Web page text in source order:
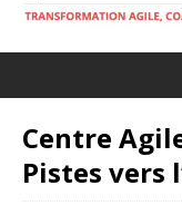
Centre
Pistes vers